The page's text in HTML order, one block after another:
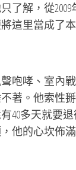
了解，從
這里當成了
咆哮、室內
著。他索性
40多天就要退
他的心坎佈